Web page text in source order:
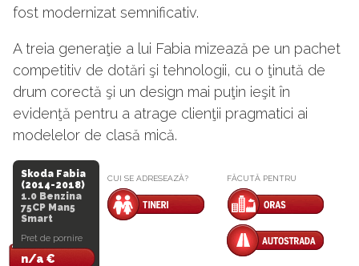
fost modernizat semnificativ.
A treia generaţie a lui Fabia mizează pe un pachet
competitiv de dotări şi tehnologii, cu o ţinută de
drum corectă şi un design mai puţin ieşit în
evidenţă pentru a atrage clienţii pragmatici ai
modelelor de clasă mică.
Skoda Fabia
(2014-2018)
1.0 Benzina
75CP Man5
Smart
Pret de pornire
n/a €
CUI SE ADRESEAZĂ? FĂCUTĂ PENTRU